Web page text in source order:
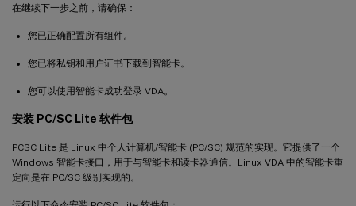
在继续下一步之前，请确保：
您已正确配置所有组件。
您已将私钥和用户证书下载到智能卡。
您可以使用智能卡成功登录 VDA。
安装 PC/SC Lite 软件包
PCSC Lite 是 Linux 中个人计算机/智能卡 (PC/SC) 规范的实现。它提供了一个
Windows 智能卡接口，用于与智能卡和读卡器通信。Linux VDA 中的智能卡重
定向是在 PC/SC 级别实现的。